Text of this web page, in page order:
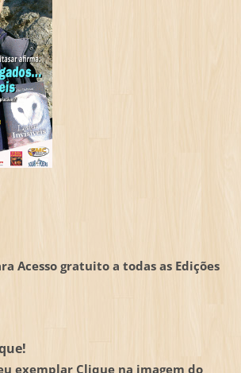
Acesso gratuito a todas as Edições
exemplar Clique na imagem do